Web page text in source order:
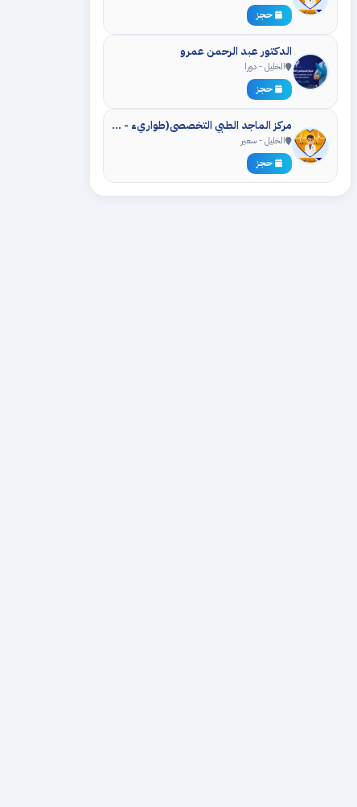
حجز
الدكتور عبد الرحمن عمرو
الخليل - دورا
حجز
مركز الماجد الطبي التخصصي(طواريء - عيادات - مختبر - اشعه)
الخليل - سعير
حجز